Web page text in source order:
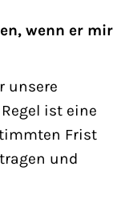
wenn er mir
unsere
ist eine
Frist
und